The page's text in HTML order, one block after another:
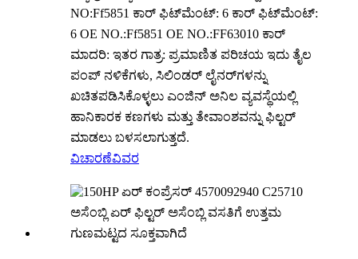
NO:Ff5851 ಕಾರ್ ಫಿಟ್‌ಮೆಂಟ್: 6 ಕಾರ್ ಫಿಟ್‌ಮೆಂಟ್:
6 OE NO.:Ff5851 OE NO.:FF63010 ಕಾರ್
ಮಾದರಿ: ಇತರ ಗಾತ್ರ: ಪ್ರಮಾಣಿತ ಪರಿಚಯ ಇದು ತೈಲ
ಪಂಪ್ ನಳಿಕೆಗಳು, ಸಿಲಿಂಡರ್ ಲೈನರ್‌ಗಳನ್ನು
ಖಚಿತಪಡಿಸಿಕೊಳ್ಳಲು ಎಂಜಿನ್ ಅನಿಲ ವ್ಯವಸ್ಥೆಯಲ್ಲಿ
ಹಾನಿಕಾರಕ ಕಣಗಳು ಮತ್ತು ತೇವಾಂಶವನ್ನು ಫಿಲ್ಟರ್
ಮಾಡಲು ಬಳಸಲಾಗುತ್ತದೆ.
ವಿಚಾರಣೆವಿವರ